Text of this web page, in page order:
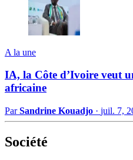
A la une
IA, la Côte d’Ivoire veut
africaine
ParSandrine Kouadjo · juil. 7,
Société